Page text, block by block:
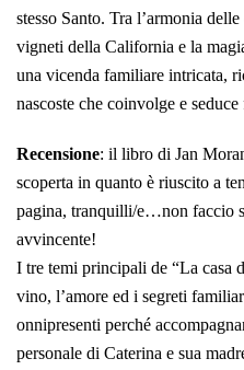
stesso Santo. Tra l’armonia
vigneti della California e la
una vicenda familiare intricata,
nascoste che coinvolge e
Recensione: il libro di Jan
scoperta in quanto è riuscito a
pagina, tranquilli/e…non faccio
avvincente!
I tre temi principali de “La casa
vino, l’amore ed i segreti
onnipresenti perché
personale di Caterina e sua